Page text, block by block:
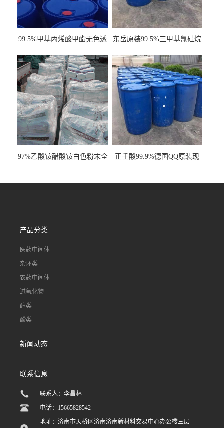
99.5%甲基丙烯酸甲酯无色透
东岳原装99.5%三甲基氯硅烷
97%乙酸铵醋酸铵白色粉末全
正壬酸99.9%德国QQ原装现
产品分类
医药中间体
杂环类
农药中间体
过氧化物
醇类
酚类
新闻动态
联系信息
联系人：李昌林
电话：15665828542
地址：济南市天桥区济南济南新材料交易中心办公楼三层